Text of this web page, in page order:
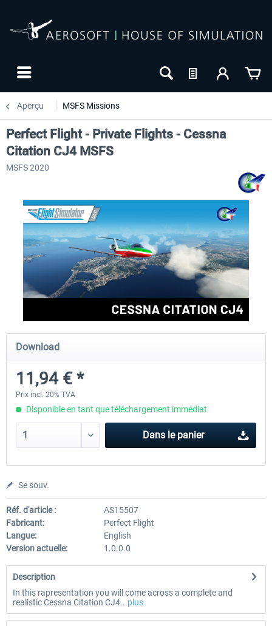
Aperçu MSFS Missions
Perfect Flight - Flying Germany MSFS
Perfect Flight - FS Explorer -
Italy MSFS
Perfect Flight - Private Flights - Cessna
Citation CJ4 MSFS
MSFS 2020
Download
11,94 € *
Prix incl. 20% TVA
Disponible en tant que téléchargement immédiat
Dans le panier
Se souv.
Réf. d'article :
AS15507
Fabricant:
Perfect Flight
Langue:
English
Version actuelle:
1.0.0.0
Description
In this rapresentation you will come across a complete and
realistic Cessna Citation CJ4...plus